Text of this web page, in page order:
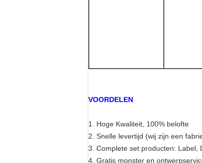
VOORDELEN
1. Hoge Kwaliteit, 100% belofte
2. Snelle levertijd (wij zijn een
3. Complete set producten: Label,
4. Gratis monster en